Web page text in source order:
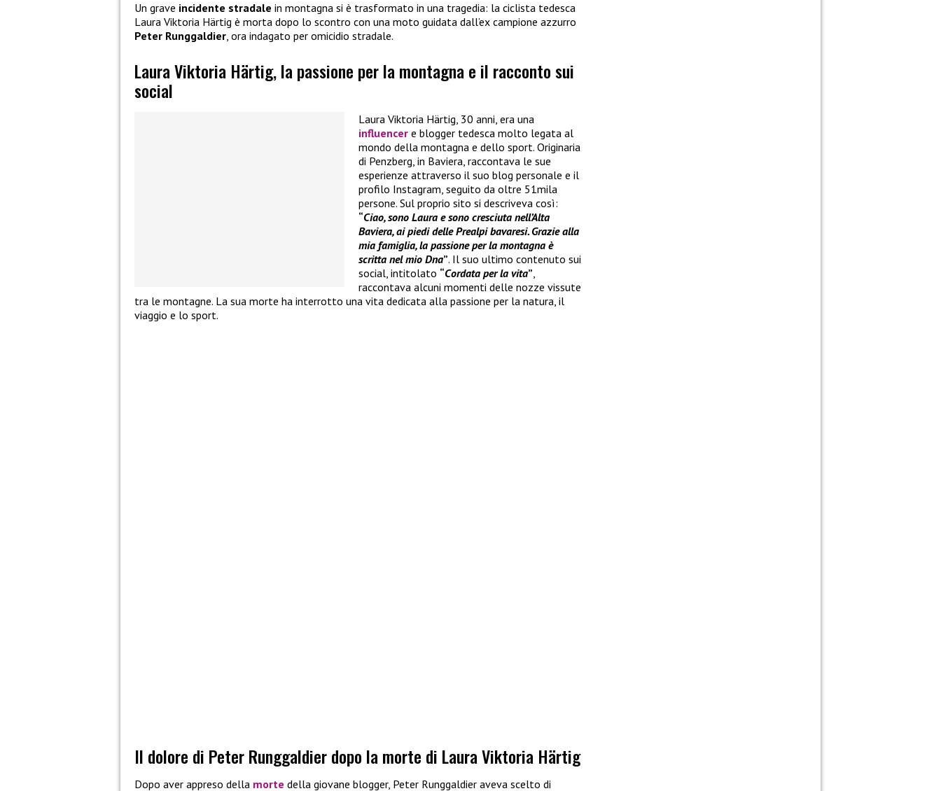
Un grave incidente stradale in montagna si è trasformato in una tragedia: la ciclista tedesca
Laura Viktoria Härtig è morta dopo lo scontro con una moto guidata dall’ex campione azzurro
Peter Runggaldier, ora indagato per omicidio stradale.
Laura Viktoria Härtig, la passione per la montagna e il racconto sui
social
Laura Viktoria Härtig, 30 anni, era una
influencer e blogger tedesca molto legata al
mondo della montagna e dello sport. Originaria
di Penzberg, in Baviera, raccontava le sue
esperienze attraverso il suo blog personale e il
profilo Instagram, seguito da oltre 51mila
persone. Sul proprio sito si descriveva così:
“Ciao, sono Laura e sono cresciuta nell’Alta
Baviera, ai piedi delle Prealpi bavaresi. Grazie alla
mia famiglia, la passione per la montagna è
scritta nel mio Dna”. Il suo ultimo contenuto sui
social, intitolato “Cordata per la vita”,
raccontava alcuni momenti delle nozze vissute
tra le montagne. La sua morte ha interrotto una vita dedicata alla passione per la natura, il
viaggio e lo sport.
Il dolore di Peter Runggaldier dopo la morte di Laura Viktoria Härtig
Dopo aver appreso della morte della giovane blogger, Peter Runggaldier aveva scelto di